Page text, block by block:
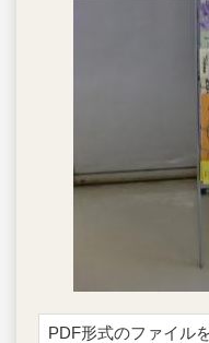
PDF形式のファイル